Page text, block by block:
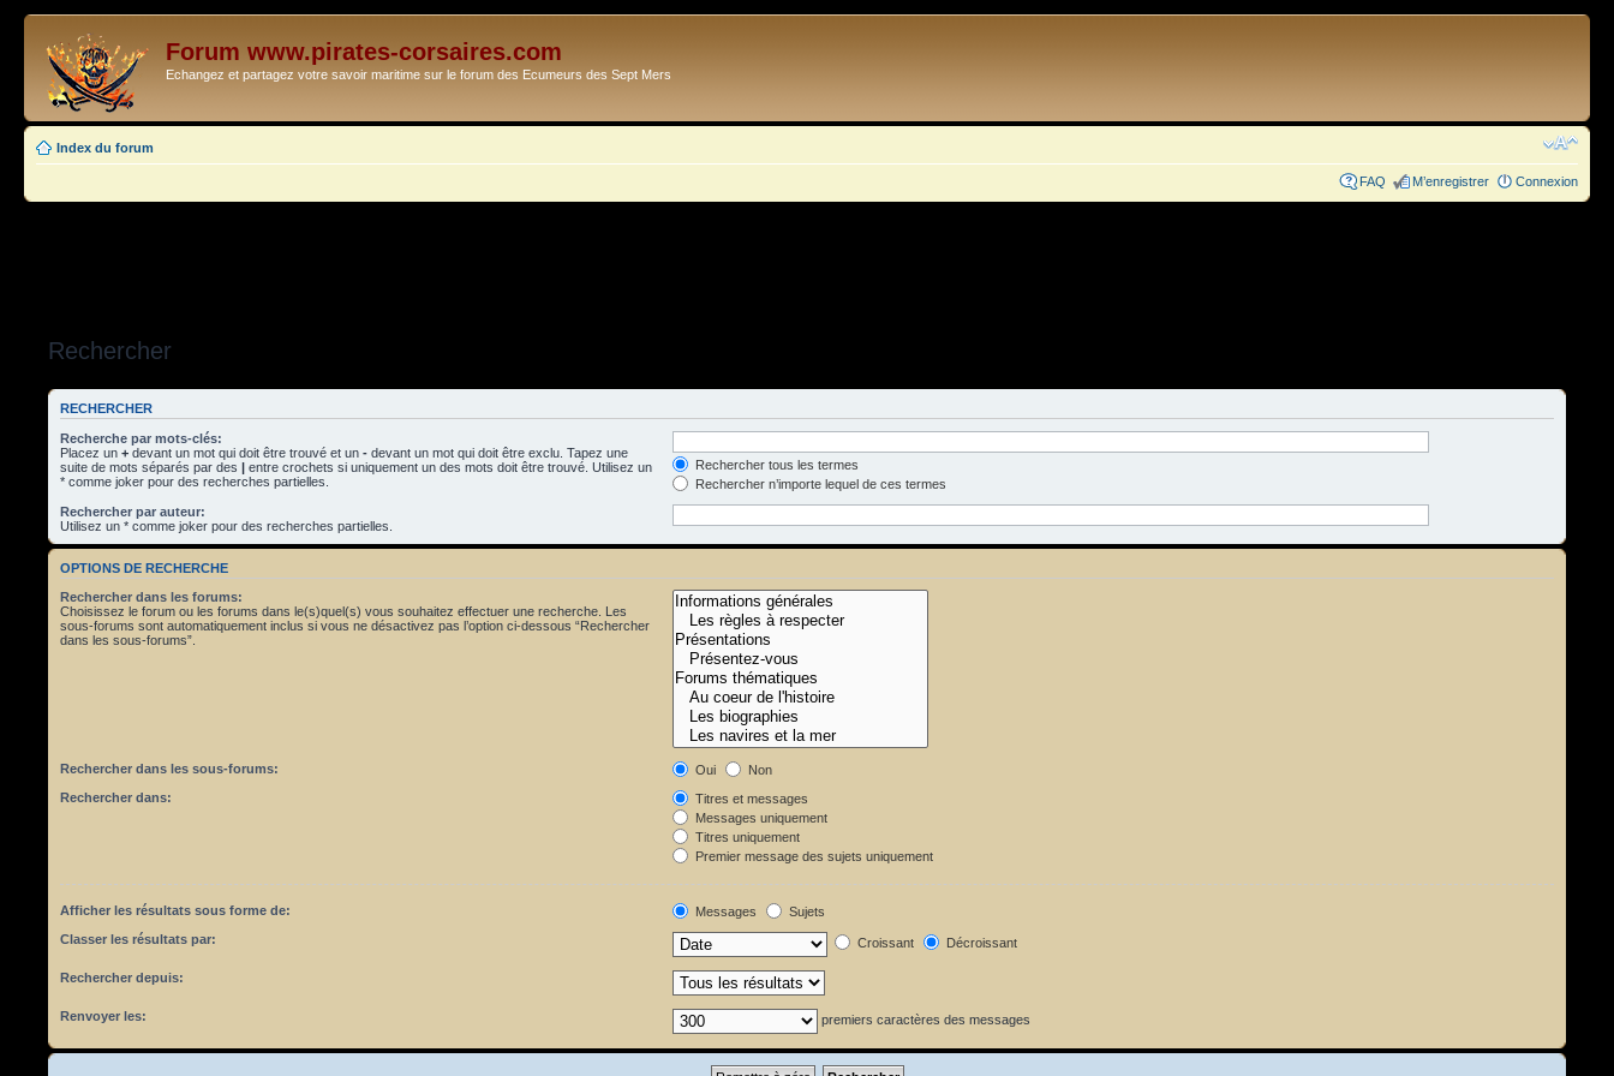
Forum www.pirates-corsaires.com
Echangez et partagez votre savoir maritime sur le forum des Ecumeurs des Sept Mers
Index du forum
FAQ M’enregistrer Connexion
Rechercher
RECHERCHER
Recherche par mots-clés:
Placez un + devant un mot qui doit être trouvé et un - devant un mot qui doit être exclu. Tapez une
suite de mots séparés par des | entre crochets si uniquement un des mots doit être trouvé. Utilisez un
* comme joker pour des recherches partielles.
Rechercher tous les termes
Rechercher n’importe lequel de ces termes
Rechercher par auteur:
Utilisez un * comme joker pour des recherches partielles.
OPTIONS DE RECHERCHE
Rechercher dans les forums:
Choisissez le forum ou les forums dans le(s)quel(s) vous souhaitez effectuer une recherche. Les
sous-forums sont automatiquement inclus si vous ne désactivez pas l’option ci-dessous “Rechercher
dans les sous-forums”.
Rechercher dans les sous-forums: Oui
Non
Rechercher dans:
Titres et messages
Messages uniquement
Titres uniquement
Premier message des sujets uniquement
Afficher les résultats sous forme de: Messages
Sujets
Classer les résultats par:
Croissant Décroissant
Rechercher depuis:
Renvoyer les: premiers caractères des messages